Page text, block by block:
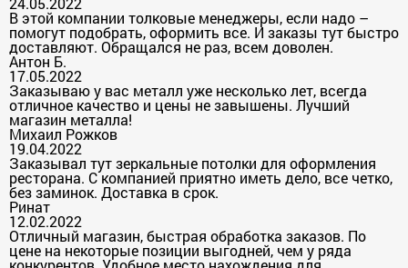
В этой компании толковые менеджеры, если надо –
помогут подобрать, оформить все. И заказы тут быстро
доставляют. Обращался не раз, всем доволен.
Антон Б.
17.05.2022
Заказываю у вас металл уже несколько лет, всегда
отличное качество и цены не завышены. Лучший
магазин металла!
Михаил Рожков
19.04.2022
Заказывал тут зеркальные потолки для оформления
ресторана. С компанией приятно иметь дело, все четко,
без заминок. Доставка в срок.
Ринат
12.02.2022
Отличный магазин, быстрая обработка заказов. По
цене на некоторые позиции выгодней, чем у ряда